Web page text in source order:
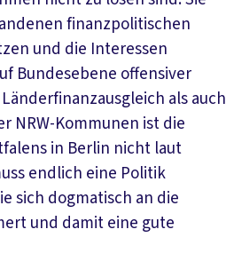
finanzpolitischen
und die Interessen
Bundesebene offensiver
als auch
NRW-Kommunen ist die
in Berlin nicht laut
endlich eine Politik
sich dogmatisch an die
und damit eine gute